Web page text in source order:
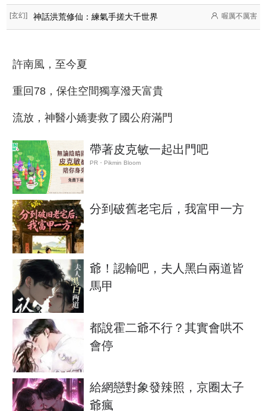
[玄幻] 神話洪荒修仙：練氣手搓大千世界 喔厲不厲害
許南風，至今夏
重回78，保住空間獨享潑天富貴
流放，神醫小嬌妻救了國公府滿門
帶著皮克敏一起出門吧
PR・Pikmin Bloom
分到破舊老宅后，我富甲一方
爺！認輸吧，夫人黑白兩道皆
馬甲
都說霍二爺不行？其實會哄不
會停
給網戀對象發辣照，京圈太子
爺瘋